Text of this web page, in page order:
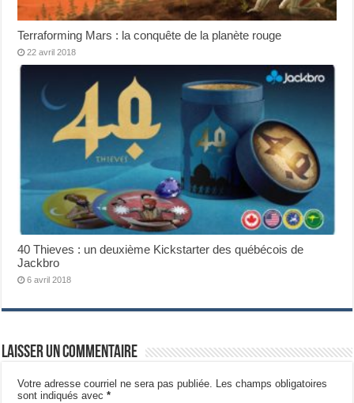
Terraforming Mars : la conquête de la planète rouge
22 avril 2018
40 Thieves : un deuxième Kickstarter des québécois de
Jackbro
6 avril 2018
Laisser un commentaire
Votre adresse courriel ne sera pas publiée. Les champs obligatoires
sont indiqués avec*